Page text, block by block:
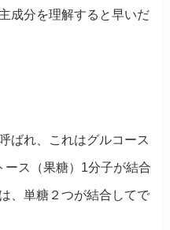
成分を理解すると早いだ
ばれ、これはグルコース
ース（果糖）1分子が結合
、単糖２つが結合してで